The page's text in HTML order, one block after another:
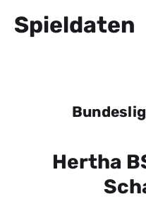
Spieldaten
Hertha